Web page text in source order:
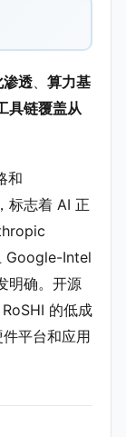
渗透、 算力基
具链覆盖从
和
标志着 AI 正
Google-Intel
明确。开源
的低成
平台和应用